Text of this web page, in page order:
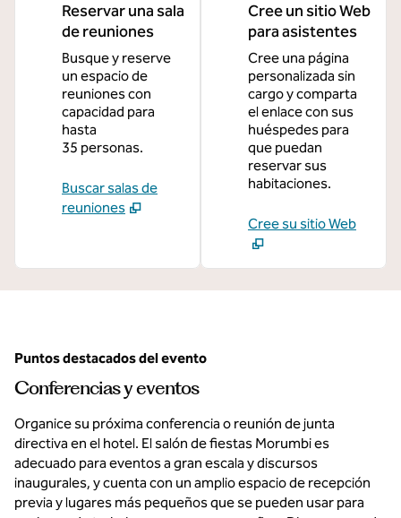
Reservar una sala
de reuniones
Busque y reserve
un espacio de
reuniones con
capacidad para
hasta
35 personas.
Buscar salas de
reuniones
Cree un sitio Web
para asistentes
Cree una página
personalizada sin
cargo y comparta
el enlace con sus
huéspedes para
que puedan
reservar sus
habitaciones.
Cree su sitio Web
Puntos destacados del evento
Conferencias y eventos
Organice su próxima conferencia o reunión de junta
directiva en el hotel. El salón de fiestas Morumbi es
adecuado para eventos a gran escala y discursos
inaugurales, y cuenta con un amplio espacio de recepción
previa y lugares más pequeños que se pueden usar para